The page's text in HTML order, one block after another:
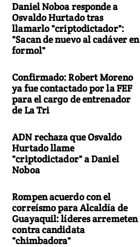
Daniel Noboa responde a
Osvaldo Hurtado tras
llamarlo "criptodictador":
"Sacan de nuevo al cadáver en
formol"
Confirmado: Robert Moreno
ya fue contactado por la FEF
para el cargo de entrenador
de La Tri
ADN rechaza que Osvaldo
Hurtado llame
"criptodictador" a Daniel
Noboa
Rompen acuerdo con el
correísmo para Alcaldía de
Guayaquil: líderes arremeten
contra candidata
"chimbadora"